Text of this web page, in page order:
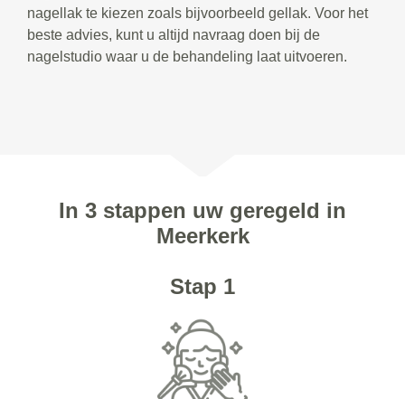
nagellak te kiezen zoals bijvoorbeeld gellak. Voor het
beste advies, kunt u altijd navraag doen bij de
nagelstudio waar u de behandeling laat uitvoeren.
In 3 stappen uw geregeld in
Meerkerk
Stap 1